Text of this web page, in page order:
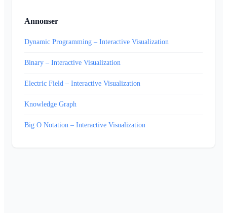
Annonser
Dynamic Programming – Interactive Visualization
Binary – Interactive Visualization
Electric Field – Interactive Visualization
Knowledge Graph
Big O Notation – Interactive Visualization